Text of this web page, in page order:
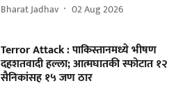
Bharat Jadhav 02 Aug 2026
Terror Attack : पाकिस्तानमध्ये भीषण
दहशतवादी हल्ला; आत्मघातकी स्फोटात १२
सैनिकांसह १५ जण ठार